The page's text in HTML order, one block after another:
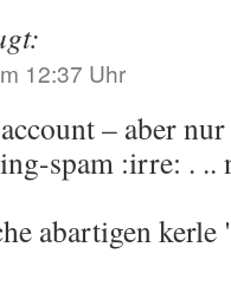
12:37 Uhr
– aber
spam :irre: . ..
abartigen